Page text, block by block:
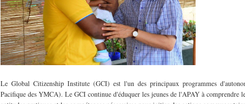
Le Global Citizenship Institute (GCI) est l'un des principaux programmes
Pacifique des YMCA). Le GCI continue d'éduquer les jeunes de l'APAY à comprendre